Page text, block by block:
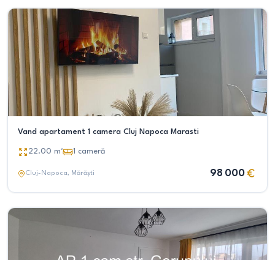
Vand apartament 1 camera Cluj Napoca Marasti
22.00 m² 1 cameră
Cluj-Napoca, Mărăști 98 000